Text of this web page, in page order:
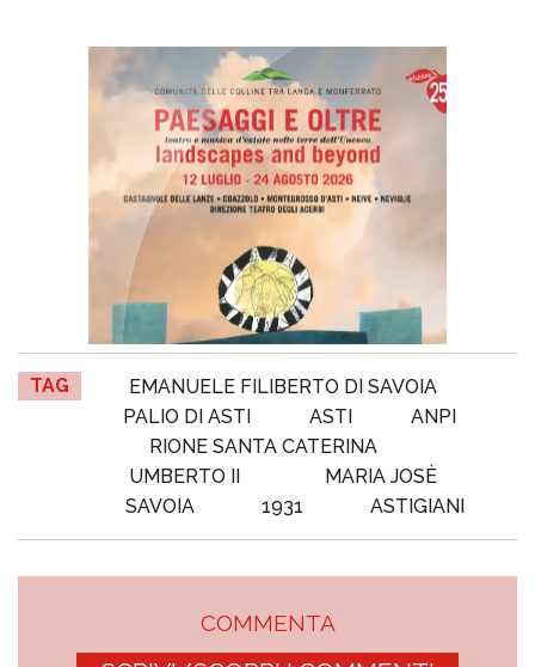
TAG
EMANUELE FILIBERTO DI SAVOIA
PALIO DI ASTI
ASTI
ANPI
RIONE SANTA CATERINA
UMBERTO II
MARIA JOSÈ
SAVOIA
1931 ASTIGIANI
COMMENTA